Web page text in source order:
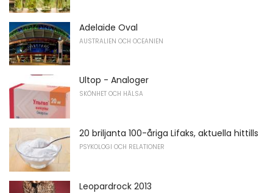
Adelaide Oval
AUSTRALIEN OCH OCEANIEN
Ultop - Analoger
SKÖNHET OCH HÄLSA
20 briljanta 100-åriga Lifaks, aktuella hittills
PSYKOLOGI OCH RELATIONER
Leopardrock 2013